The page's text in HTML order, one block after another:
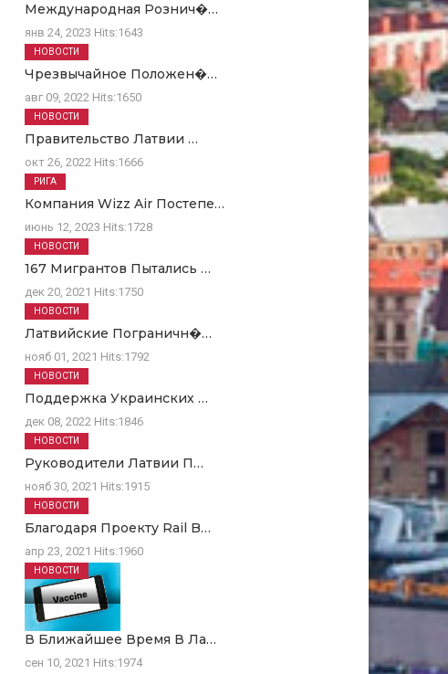
Международная Рознич�…
янв 24, 2023 Hits:1643
Чрезвычайное Положен�…
авг 09, 2022 Hits:1650
НОВОСТИ
Правительство Латвии …
окт 26, 2022 Hits:1666
НОВОСТИ
Компания Wizz Air Постепе…
июнь 12, 2023 Hits:1728
РИГА
167 Мигрантов Пытались …
дек 20, 2021 Hits:1750
НОВОСТИ
Латвийские Пограничн�…
нояб 01, 2021 Hits:1792
НОВОСТИ
Поддержка Украинских …
дек 08, 2022 Hits:1846
НОВОСТИ
Руководители Латвии П…
нояб 30, 2021 Hits:1915
НОВОСТИ
Благодаря Проекту Rail B…
апр 23, 2021 Hits:1960
НОВОСТИ
В Ближайшее Время В Ла…
сен 10, 2021 Hits:1974
НОВОСТИ